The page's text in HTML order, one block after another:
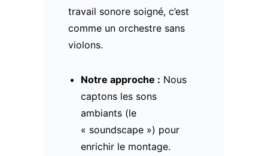
travail sonore soigné, c’est
comme un orchestre sans
violons.
Notre approche : Nous
captons les sons
ambiants (le
« soundscape ») pour
enrichir le montage.